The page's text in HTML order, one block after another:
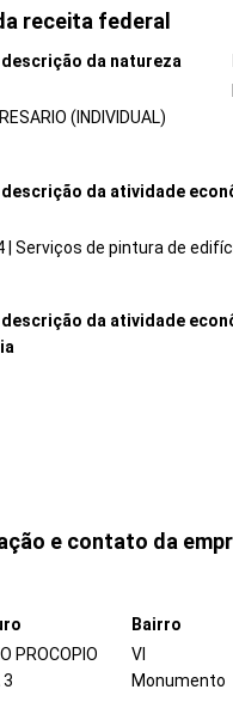
receita federal
da natureza
(INDIVIDUAL)
da atividade
| Serviços de pintura de
da atividade
e contato da
PROCOPIO
3
Bairro
Vl
Monumento